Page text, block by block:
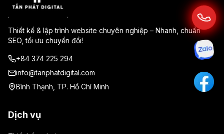
Thiết kế & lập trình website chuyên nghiệp – Nhanh, chuẩn
SEO, tối ưu chuyển đổi!
+84 374 225 294
info@tanphatdigital.com
Bình Thạnh, TP. Hồ Chí Minh
Dịch vụ